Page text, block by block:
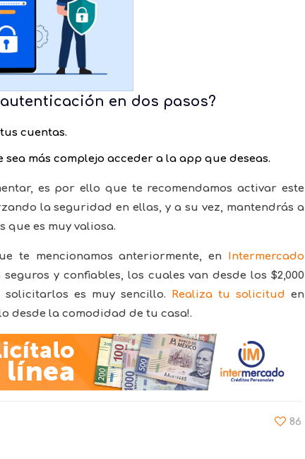
en dos pasos?
cuentas.
más complejo acceder a la app que deseas.
es por ello que te recomendamos activar este
la seguridad en ellas, y a su vez, mantendrás a
es muy valiosa.
te mencionamos anteriormente, en Intermercado
y confiables, los cuales van desde los $2,000
solicitarlos es muy sencillo. Realiza tu solicitud en
desde la comodidad de tu casa!.
86